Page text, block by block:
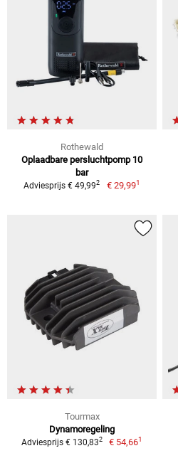
Rothewald
Oplaadbare persluchtpomp 10
bar
Adviesprijs € 49,992 € 29,991
Tourmax
Dynamoregeling
Adviesprijs € 130,832 € 54,661